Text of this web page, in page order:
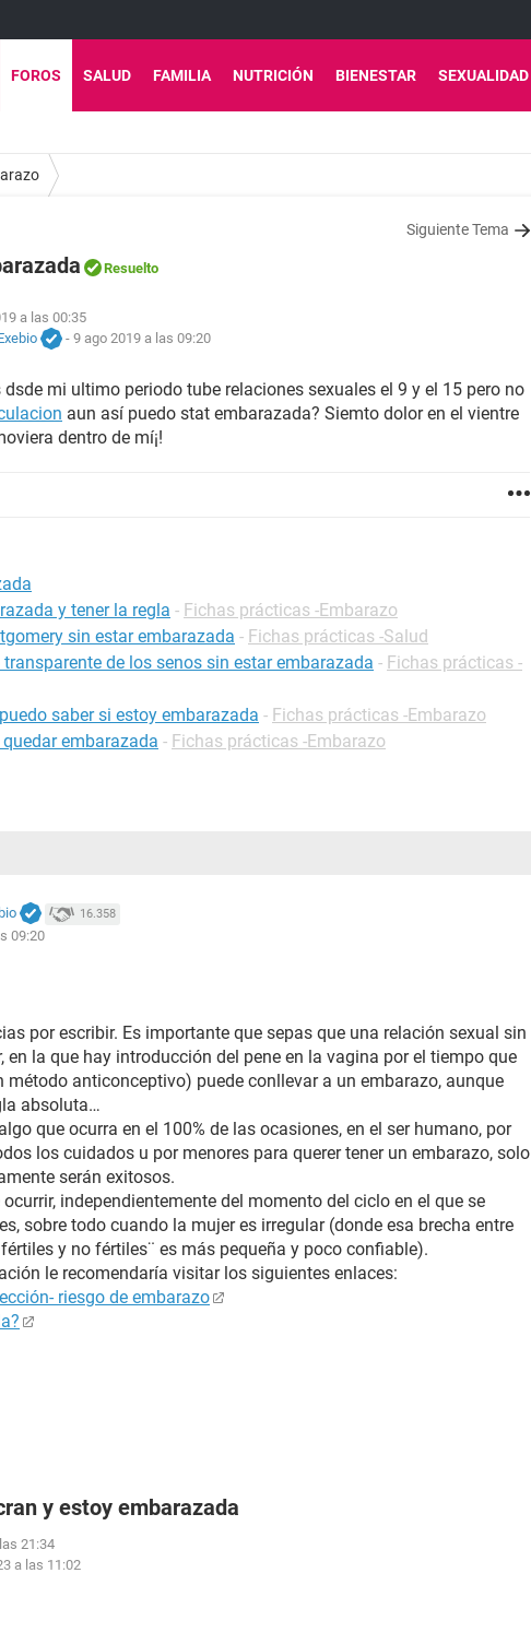
FOROS SALUD FAMILIA NUTRICIÓN BIENESTAR SEXUALIDAD
Siguiente Tema
Resuelto
a las 00:35
- 9 ago 2019 a las 09:20
mi ultimo periodo tube relaciones sexuales el 9 y el 15 pero no
aun así puedo stat embarazada? Siemto dolor en el vientre
dentro de mí¡!
y tener la regla - Fichas prácticas -Embarazo
sin estar embarazada - Fichas prácticas -Salud
de los senos sin estar embarazada - Fichas prácticas -
saber si estoy embarazada - Fichas prácticas -Embarazo
embarazada - Fichas prácticas -Embarazo
16.358
09:20
por escribir. Es importante que sepas que una relación sexual sin
en la que hay introducción del pene en la vagina por el tiempo que
método anticonceptivo) puede conllevar a un embarazo, aunque
absoluta…
que ocurra en el 100% de las ocasiones, en el ser humano, por
los cuidados u por menores para querer tener un embarazo, solo
serán exitosos.
independientemente del momento del ciclo en el que se
sobre todo cuando la mujer es irregular (donde esa brecha entre
y no fértiles¨ es más pequeña y poco confiable).
le recomendaría visitar los siguientes enlaces:
riesgo de embarazo
y estoy embarazada
21:34
a las 11:02